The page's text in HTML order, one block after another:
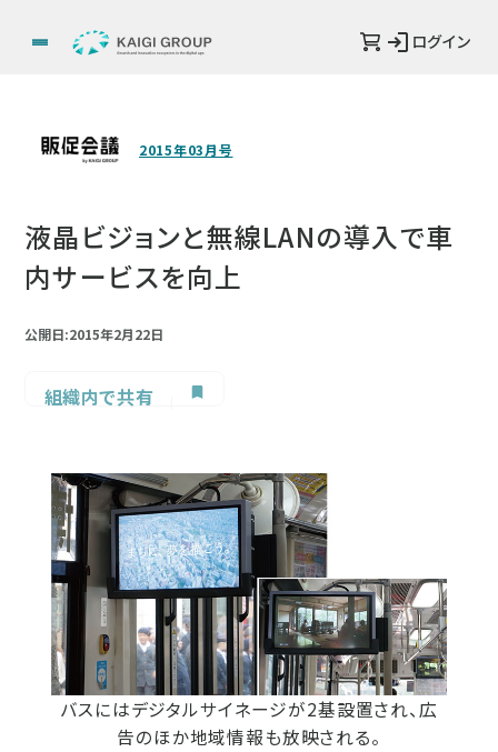
ログイン
2015年03月号
液晶ビジョンと無線LANの導入で車
内サービスを向上
公開日:2015年2月22日
組織内で共有
バスにはデジタルサイネージが2基設置され、広
告のほか地域情報も放映される。